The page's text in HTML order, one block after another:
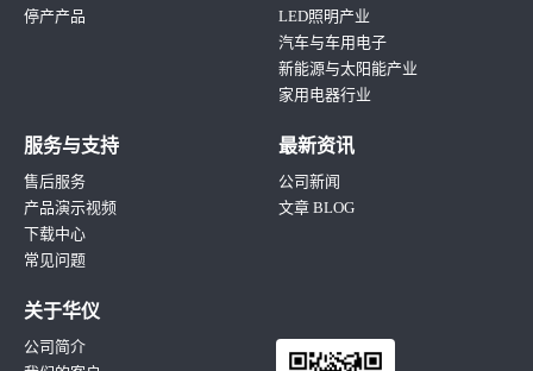
停产产品
LED照明产业
汽车与车用电子
新能源与太阳能产业
家用电器行业
服务与支持
售后服务
产品演示视频
下载中心
常见问题
最新资讯
公司新闻
文章 BLOG
关于华仪
公司简介